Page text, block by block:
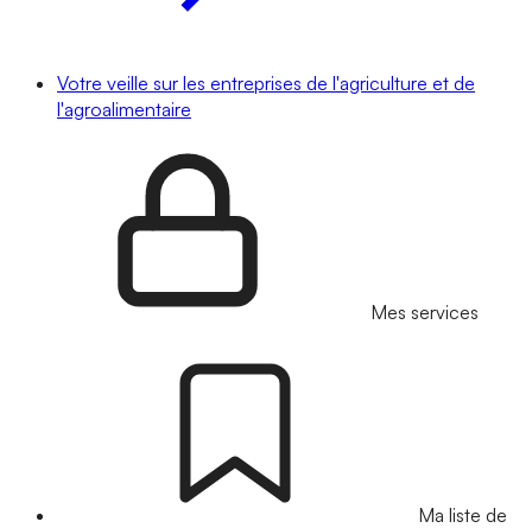
Votre veille sur les entreprises de l'agriculture et de
l'agroalimentaire
Mes services
Ma liste de